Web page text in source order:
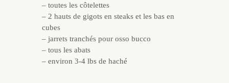
– toutes les côtelettes
– 2 hauts de gigots en steaks et les bas en
cubes
– jarrets tranchés pour osso bucco
– tous les abats
– environ 3-4 lbs de haché